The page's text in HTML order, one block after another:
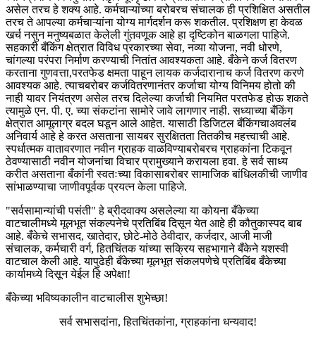
असेल तरच हे शक्य आहे. कर्मचाऱ्यांच्या बरोबरच संचालक ही प्रशिक्षित असतील
तरच ते आपल्या कर्मचाऱ्यांना योग्य मार्गदर्शन करू शकतील. प्रशिक्षण हा केवळ
खर्च नसुन मनुष्यबळात केलेली गुंतवणूक आहे हा दृष्टिकोन बाळगला पाहिजे.
सहकारी बँकिंग क्षेत्रात विविध प्रकारच्या सेवा, नव्या योजना, नवी धोरणे,
चांगल्या परंपरा निर्माण करण्याची नितांत आवश्यकता आहे. बँकेने कर्ज वितरण
करताना गुणवत्ता,परतफेड क्षमता पाहून लायक कर्जदारानाच कर्ज वितरण करणे
आवश्यक आहे. त्याचबरोबर कर्जवितरणानंतर कर्जाचा योग्य विनिमय होतो की
नाही यावर नियंत्रण असेल तरच दिलेल्या कर्जाची नियमित परतफेड होऊ शकते
त्यामुळे एन. पी. ए. च्या संकटांना सामोरे जावे लागणार नाही. सध्याच्या बँकिंग
क्षेत्रात आमूलाग्र बदल घडून आले आहेत. यासाठी डिजिटल बँकिंगचाअवलंब
अनिवार्य आहे हे करत असताना सायबर सुरक्षितता तितकीच महत्त्वाची आहे.
स्पर्धात्मक वातावरणात नवीन ग्राहक वाळविण्याबरोबरच ग्राहकांना टिकवून
ठेवण्यासाठी नवीन योजनांचा विचार प्रामुख्याने करायला हवा. हे सर्व साध्य
करीत असताना बँकांनी स्वतःच्या विकासाबरोबर सामाजिक बांधिलकीची जाणीव
सांभाळण्याचा जाणीवपूर्वक प्रयत्न केला पाहिजे.
"सर्वसामान्यांची पसंती" हे ब्रीदवाक्य असलेल्या या कोयना बँकेच्या
वाटचालीमध्ये मूलभूत संकल्पनेचे प्रतिबिंब दिसून येत आहे ही कौतुकास्पद बाब
आहे. बँकेचे सभासद, खातेदार, छोटे-मोठे ठेवीदार, कर्जदार, आजी माजी
संचालक, कर्मचारी वर्ग, हितचिंतक यांच्या सक्रिय सहभागाने बँकेने यशस्वी
वाटचाल केली आहे. यापुढेही बँकेच्या मूलभूत संकलपणेचे प्रतिबिंब बँकेच्या
कार्यामध्ये दिसून येईल हि अपेक्षा!
बँकेच्या भविष्यकालीन वाटचालीस शुभेच्छा!
सर्व सभासदांना, हितचिंतकांना, ग्राहकांना धन्यवाद!